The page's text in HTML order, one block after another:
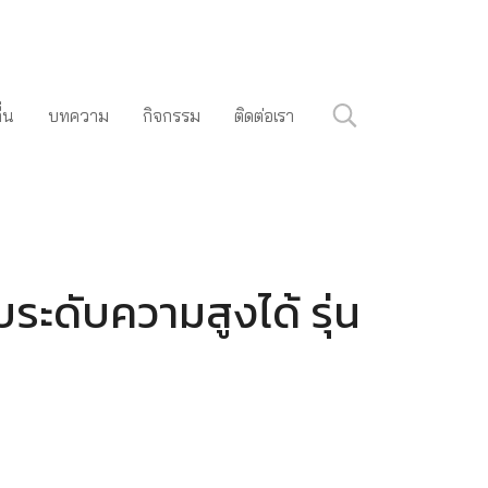
บทความ กิจกรรม ติดต่อเรา
ะดับความสูงได้ รุ่น